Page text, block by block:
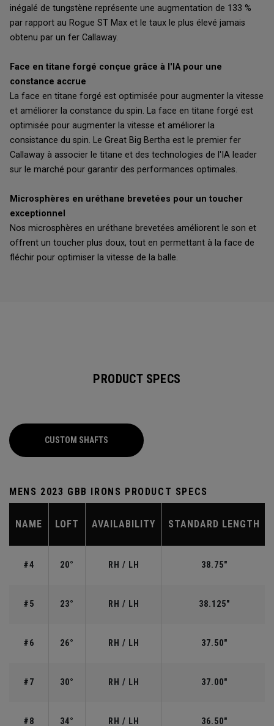
inégalé de tungstène représente une augmentation de 133 %
par rapport au Rogue ST Max et le taux le plus élevé jamais
obtenu par un fer Callaway.
Face en titane forgé conçue grâce à l'IA pour une
constance accrue
La face en titane forgé est optimisée pour augmenter la vitesse
et améliorer la constance du spin. La face en titane forgé est
optimisée pour augmenter la vitesse et améliorer la
consistance du spin. Le Great Big Bertha est le premier fer
Callaway à associer le titane et des technologies de l'IA leader
sur le marché pour garantir des performances optimales.
Microsphères en uréthane brevetées pour un toucher
exceptionnel
Nos microsphères en uréthane brevetées améliorent le son et
offrent un toucher plus doux, tout en permettant à la face de
fléchir pour optimiser la vitesse de la balle.
PRODUCT SPECS
CUSTOM SHAFTS
MENS 2023 GBB IRONS PRODUCT SPECS
NAME LOFT AVAILABILITY STANDARD LENGTH
#4 20° RH / LH 38.75"
#5 23° RH / LH 38.125"
#6 26° RH / LH 37.50"
#7 30° RH / LH 37.00"
#8 34° RH / LH 36.50"